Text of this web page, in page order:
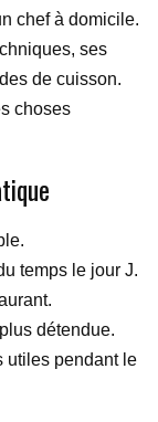
chef à domicile.
ses
de cuisson.
choses
temps le jour J.
détendue.
utiles pendant le